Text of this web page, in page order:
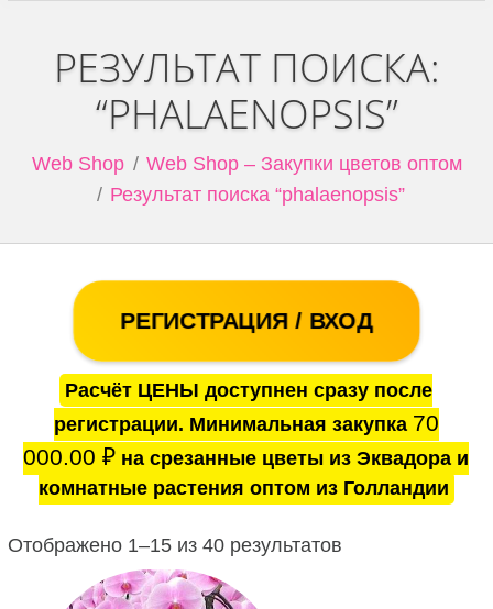
РЕЗУЛЬТАТ ПОИСКА:
“PHALAENOPSIS”
Web Shop
Web Shop – Закупки цветов оптом
Результат поиска “phalaenopsis”
РЕГИСТРАЦИЯ / ВХОД
Расчёт ЦЕНЫ доступнен сразу после
регистрации. Минимальная закупка 70
000.00₽ на срезанные цветы из Эквадора и
комнатные растения оптом из Голландии
Отображено 1–15 из 40 результатов